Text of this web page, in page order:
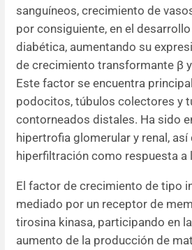
sanguíneos, crecimiento de
por consiguiente, en el
diabética, aumentando su
de crecimiento transformante β
Este factor se encuentra
podocitos, túbulos colectores y
contorneados distales. Ha sido
hipertrofia glomerular y renal, así
hiperfiltración como respuesta a
El factor de crecimiento de tipo
mediado por un receptor de
tirosina kinasa, participando en
aumento de la producción de